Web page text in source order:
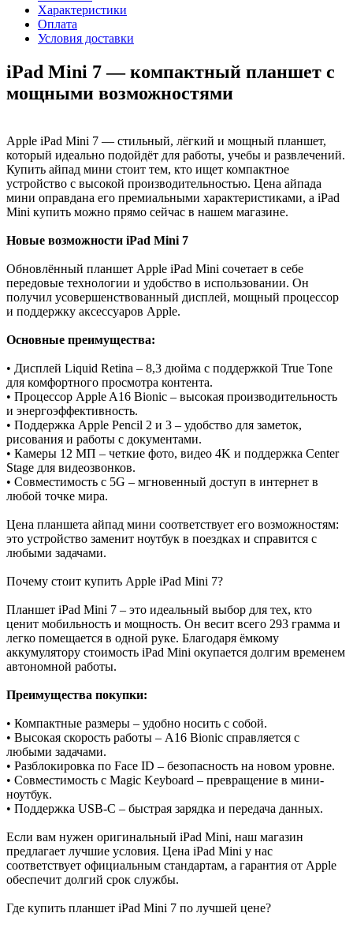
Характеристики
Оплата
Условия доставки
iPad Mini 7 — компактный планшет с
мощными возможностями
Apple iPad Mini 7 — стильный, лёгкий и мощный планшет,
который идеально подойдёт для работы, учебы и развлечений.
Купить айпад мини стоит тем, кто ищет компактное
устройство с высокой производительностью. Цена айпада
мини оправдана его премиальными характеристиками, а iPad
Mini купить можно прямо сейчас в нашем магазине.
Новые возможности iPad Mini 7
Обновлённый планшет Apple iPad Mini сочетает в себе
передовые технологии и удобство в использовании. Он
получил усовершенствованный дисплей, мощный процессор
и поддержку аксессуаров Apple.
Основные преимущества:
• Дисплей Liquid Retina – 8,3 дюйма с поддержкой True Tone
для комфортного просмотра контента.
• Процессор Apple A16 Bionic – высокая производительность
и энергоэффективность.
• Поддержка Apple Pencil 2 и 3 – удобство для заметок,
рисования и работы с документами.
• Камеры 12 МП – четкие фото, видео 4K и поддержка Center
Stage для видеозвонков.
• Совместимость с 5G – мгновенный доступ в интернет в
любой точке мира.
Цена планшета айпад мини соответствует его возможностям:
это устройство заменит ноутбук в поездках и справится с
любыми задачами.
Почему стоит купить Apple iPad Mini 7?
Планшет iPad Mini 7 – это идеальный выбор для тех, кто
ценит мобильность и мощность. Он весит всего 293 грамма и
легко помещается в одной руке. Благодаря ёмкому
аккумулятору стоимость iPad Mini окупается долгим временем
автономной работы.
Преимущества покупки:
• Компактные размеры – удобно носить с собой.
• Высокая скорость работы – A16 Bionic справляется с
любыми задачами.
• Разблокировка по Face ID – безопасность на новом уровне.
• Совместимость с Magic Keyboard – превращение в мини-
ноутбук.
• Поддержка USB-C – быстрая зарядка и передача данных.
Если вам нужен оригинальный iPad Mini, наш магазин
предлагает лучшие условия. Цена iPad Mini у нас
соответствует официальным стандартам, а гарантия от Apple
обеспечит долгий срок службы.
Где купить планшет iPad Mini 7 по лучшей цене?